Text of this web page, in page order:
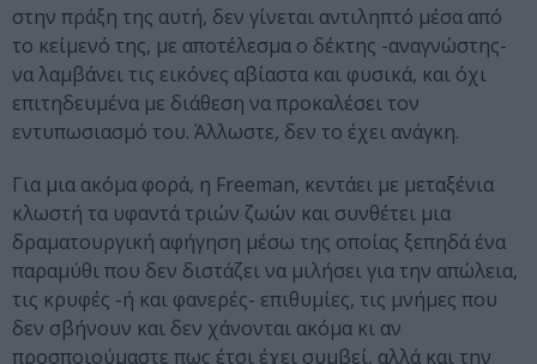
στην πράξη της αυτή, δεν γίνεται αντιληπτό μέσα από
το κείμενό της, με αποτέλεσμα ο δέκτης -αναγνώστης-
να λαμβάνει τις εικόνες αβίαστα και φυσικά, και όχι
επιτηδευμένα με διάθεση να προκαλέσει τον
εντυπωσιασμό του. Άλλωστε, δεν το έχει ανάγκη.
Για μια ακόμα φορά, η Freeman, κεντάει με μεταξένια
κλωστή τα υφαντά τριών ζωών και συνθέτει μια
δραματουργική αφήγηση μέσω της οποίας ξεπηδά ένα
παραμύθι που δεν διστάζει να μιλήσει για την απώλεια,
τις κρυφές -ή και φανερές- επιθυμίες, τις μνήμες που
δεν σβήνουν και δεν χάνονται ακόμα κι αν
προσποιούμαστε πως έτσι έχει συμβεί, αλλά και την